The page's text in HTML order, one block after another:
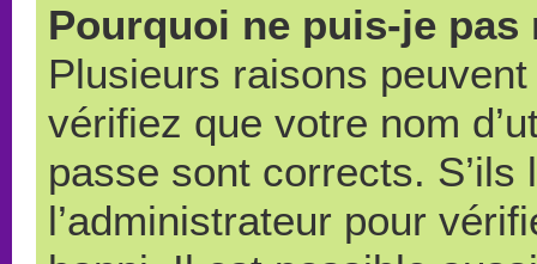
Pourquoi ne puis-je pas
Plusieurs raisons
vérifiez que votre nom
passe sont corrects.
l’administrateur pour